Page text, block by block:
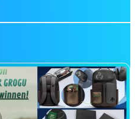
Realfilme
entdecken →